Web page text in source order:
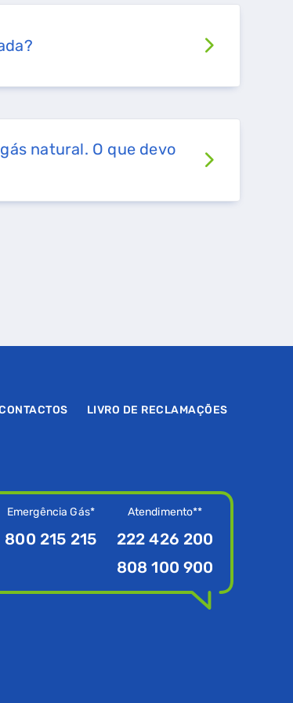
natural. O que devo
LIVRO DE RECLAMAÇÕES
Emergência Gás*
800 215 215
Atendimento**
222 426 200
808 100 900